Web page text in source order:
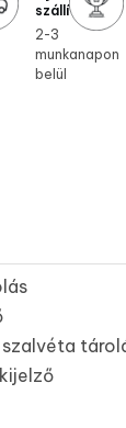
szállítás
2-3
munkanapon
belül
szalvéta